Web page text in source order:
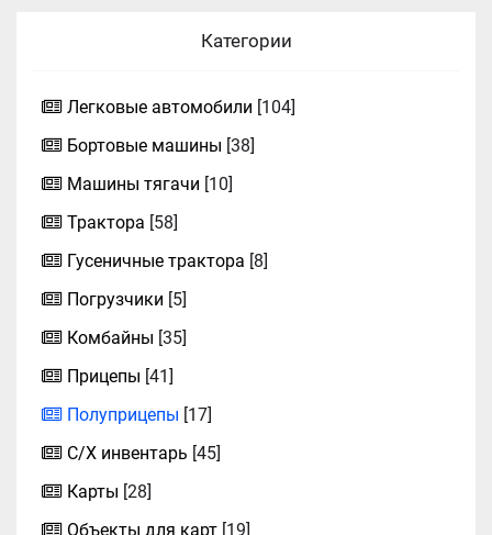
Категории
Легковые автомобили [104]
Бортовые машины [38]
Машины тягачи [10]
Трактора [58]
Гусеничные трактора [8]
Погрузчики [5]
Комбайны [35]
Прицепы [41]
Полуприцепы [17]
С/Х инвентарь [45]
Карты [28]
Объекты для карт [19]